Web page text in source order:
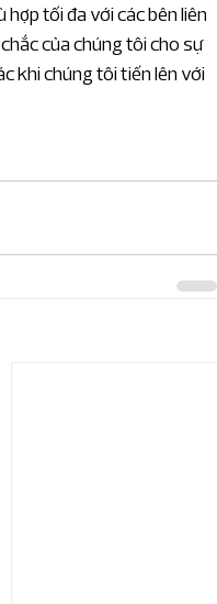
tối đa với các bên liên
của chúng tôi cho sự
khi chúng tôi tiến lên với